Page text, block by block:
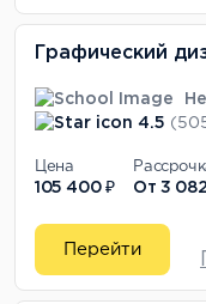
Графический
4.5
Цена
105 400 ₽ От 3
Перейти